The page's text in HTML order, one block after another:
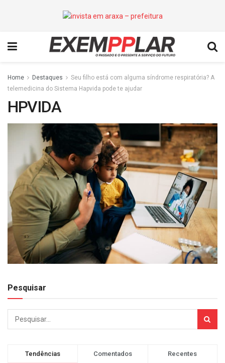
Home Destaques
Seu filho está com alguma síndrome respiratória? A
telemedicina do Sistema Hapvida pode te ajudar
HPVIDA
Pesquisar
Tendências Comentados Recentes